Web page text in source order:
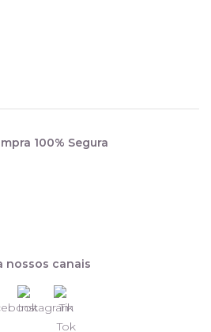
100% Segura
nossos canais